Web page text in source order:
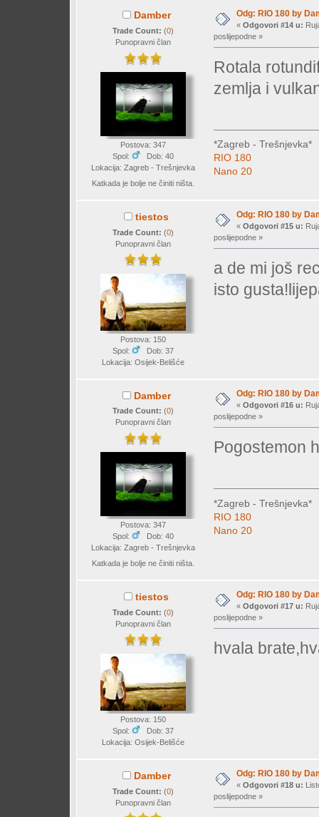
Damber
Trade Count: (0)
Punopravni član
Postova: 347
Spol:
Dob: 40
Lokacija: Zagreb - Trešnjevka
Katkada je bolje ne činiti ništa.
Odg: RIO 180 by
« Odgovori #14 u:
poslijepodne »
Rotala
zemlja i
*Zagreb - Trešnjevka*
RIO 180
Nano 20
tiestos
Trade Count: (0)
Punopravni član
Postova: 150
Spol:
Dob: 37
Lokacija: Osijek-Belišće
Odg: RIO 180 by
« Odgovori #15 u:
poslijepodne »
a de mi još
isto
Damber
Trade Count: (0)
Punopravni član
Postova: 347
Spol:
Dob: 40
Lokacija: Zagreb - Trešnjevka
Katkada je bolje ne činiti ništa.
Odg: RIO 180 by
« Odgovori #16 u:
poslijepodne »
*Zagreb - Trešnjevka*
RIO 180
Nano 20
tiestos
Trade Count: (0)
Punopravni član
Postova: 150
Spol:
Dob: 37
Lokacija: Osijek-Belišće
Odg: RIO 180 by
« Odgovori #17 u:
poslijepodne »
hvala
Damber
Trade Count: (0)
Punopravni član
Odg: RIO 180 by
« Odgovori #18 u:
poslijepodne »